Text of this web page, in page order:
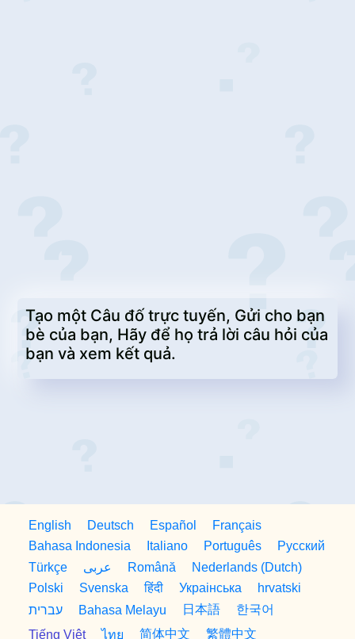
Tạo một Câu đố trực tuyến, Gửi cho bạn
bè của bạn, Hãy để họ trả lời câu hỏi của
bạn và xem kết quả.
English Deutsch Español
Français
Bahasa Indonesia
Italiano Português
Русский
Türkçe
عربى Română
Nederlands (Dutch)
Polski
Svenska हिंदी Украiнська
hrvatski
עברית
Bahasa Melayu 日本語
한국어
Tiếng Việt
ไทย 简体中文 繁體中文